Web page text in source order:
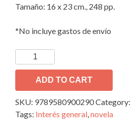
Tamaño: 16 x 23 cm., 248 pp.
*No incluye gastos de envío
Thyzaca,
La
ciudad
bajo
nuestros
pies
ADD TO CART
SKU: 9789580900290Category:
Tags: Interés general,novela